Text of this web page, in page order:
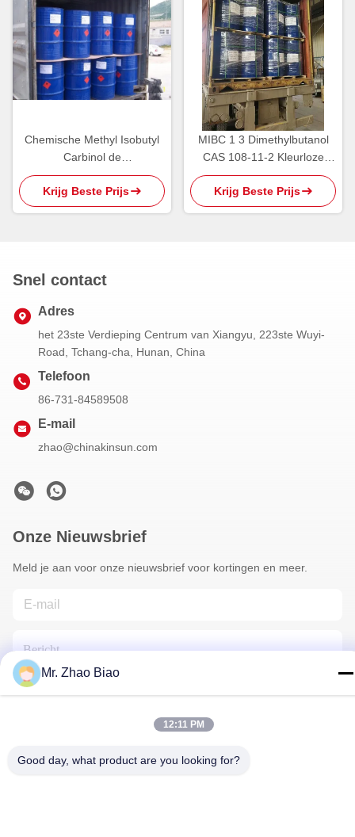
Chemische Methyl Isobutyl
Carbinol de
Oprichtingsreagentia CAS
108-11-2 van 800kg MIBC
Krijg Beste Prijs
MIBC 1 3 Dimethylbutanol
CAS 108-11-2 Kleurloze
Vloeistof
Krijg Beste Prijs
Snel contact
Adres
het 23ste Verdieping Centrum van Xiangyu, 223ste Wuyi-
Road, Tchang-cha, Hunan, China
Telefoon
86-731-84589508
E-mail
zhao@chinakinsun.com
Onze Nieuwsbrief
Meld je aan voor onze nieuwsbrief voor kortingen en meer.
Mr. Zhao Biao
12:11 PM
Good day, what product are you looking for?